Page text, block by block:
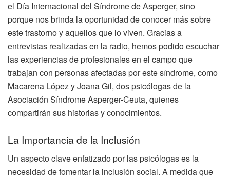
el Día Internacional del Síndrome de Asperger, sino
porque nos brinda la oportunidad de conocer más sobre
este trastorno y aquellos que lo viven. Gracias a
entrevistas realizadas en la radio, hemos podido escuchar
las experiencias de profesionales en el campo que
trabajan con personas afectadas por este síndrome, como
Macarena López y Joana Gil, dos psicólogas de la
Asociación Síndrome Asperger-Ceuta, quienes
compartirán sus historias y conocimientos.
La Importancia de la Inclusión
Un aspecto clave enfatizado por las psicólogas es la
necesidad de fomentar la inclusión social. A medida que